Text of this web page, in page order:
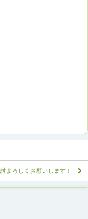
よろしくお願いします！